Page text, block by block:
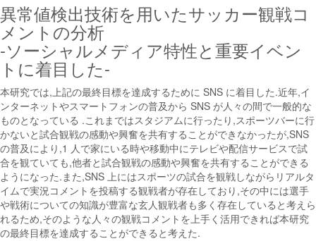
異常値検出技術を用いたサッカー観戦コ
メントの分析
-ソーシャルメディア特性と重要イベン
トに着目した-
本研究では,上記の最終目標を達成するために SNS に着目した.近年,イ
ンターネットやスマートフォンの普及から SNS が人々の間で一般的な
ものとなっている .これまではスタジアムに行ったり,スポーツバーに行
かないと試合観戦の感動や興奮を共有することができなかったが,SNS
の普及により,1 人で家にいる時や移動中にテレビや配信サービスで試
合を観ていても,他者と試合観戦の感動や興奮を共有することができる
ようになった.また,SNS 上にはスポーツの試合を観戦しながらリアルタ
イムで実況コメントを投稿する観戦者が存在しており,その中には選手
や戦術についての知識が豊富な玄人観戦者も多く存在していると考えら
れるため,そのような人々の観戦コメントを上手く活用できれば本研究
の最終目標を達成することができると考えた.